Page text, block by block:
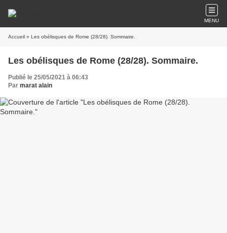
MENU
Accueil » Les obélisques de Rome (28/28). Sommaire.
Les obélisques de Rome (28/28). Sommaire.
Publié le 25/05/2021 à 06:43
Par marat alain